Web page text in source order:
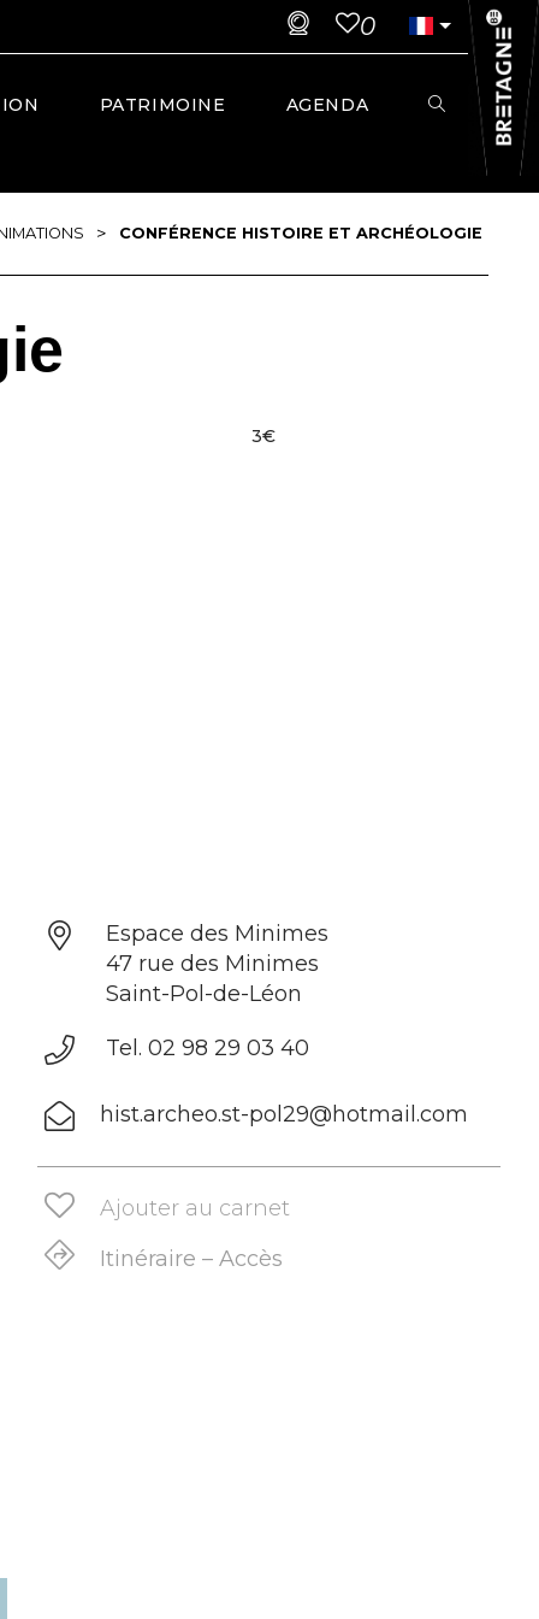
0
PATRIMOINE AGENDA
> CONFÉRENCE HISTOIRE ET ARCHÉOLOGIE
3€
Espace des Minimes
47 rue des Minimes
Saint-Pol-de-Léon
Tel. 02 98 29 03 40
hist.archeo.st-pol29@hotmail.com
Ajouter au carnet
Itinéraire – Accès